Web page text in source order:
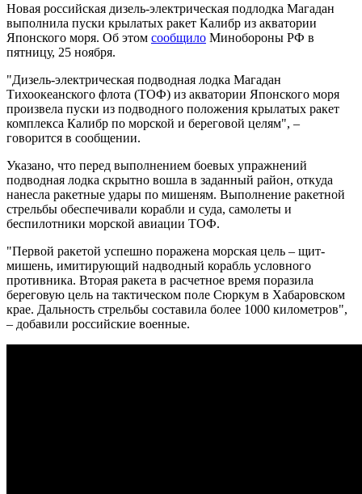
Новая российская дизель-электрическая подлодка Магадан
выполнила пуски крылатых ракет Калибр из акватории
Японского моря. Об этом сообщило Минобороны РФ в
пятницу, 25 ноября.
"Дизель-электрическая подводная лодка Магадан
Тихоокеанского флота (ТОФ) из акватории Японского моря
произвела пуски из подводного положения крылатых ракет
комплекса Калибр по морской и береговой целям", –
говорится в сообщении.
Указано, что перед выполнением боевых упражнений
подводная лодка скрытно вошла в заданный район, откуда
нанесла ракетные удары по мишеням. Выполнение ракетной
стрельбы обеспечивали корабли и суда, самолеты и
беспилотники морской авиации ТОФ.
"Первой ракетой успешно поражена морская цель – щит-
мишень, имитирующий надводный корабль условного
противника. Вторая ракета в расчетное время поразила
береговую цель на тактическом поле Сюркум в Хабаровском
крае. Дальность стрельбы составила более 1000 километров",
– добавили российские военные.